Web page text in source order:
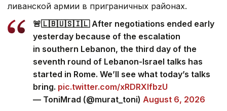
ливанской армии в приграничных районах.
🚨🇱🇧🇺🇸🇮🇱 After negotiations ended early
yesterday because of the escalation
in southern Lebanon, the third day of the
seventh round of Lebanon-Israel talks has
started in Rome. We’ll see what today’s talks
bring. pic.twitter.com/xRDRXlfbzU
— ToniMrad (@murat_toni) August 6, 2026